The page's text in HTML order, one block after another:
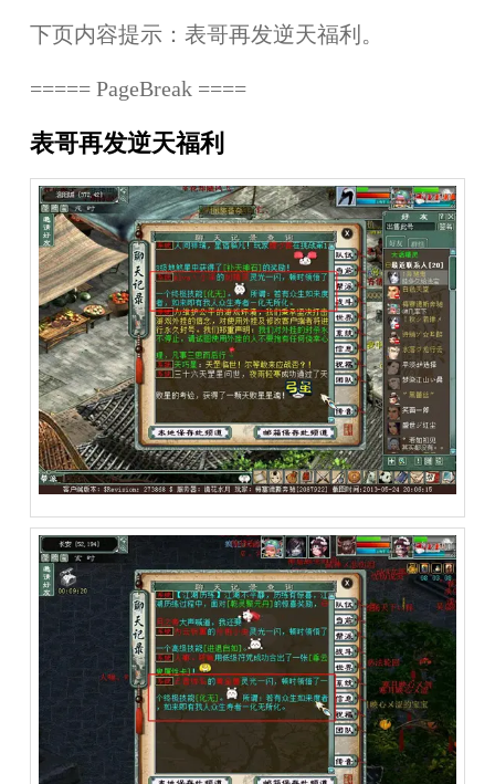
下页内容提示：表哥再发逆天福利。
===== PageBreak ====
表哥再发逆天福利